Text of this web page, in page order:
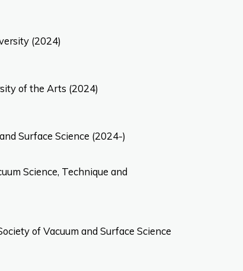
(2024)
of the Arts (2024)
Surface Science (2024-)
Science, Technique and
of Vacuum and Surface Science